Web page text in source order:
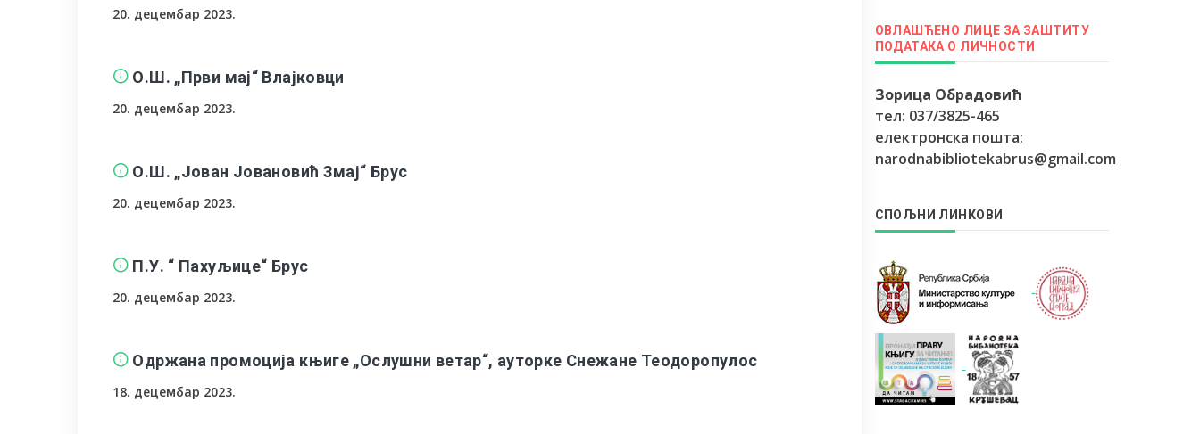
20. децембар 2023.
О.Ш. „Први мај“ Влајковци
20. децембар 2023.
О.Ш. „Јован Јовановић Змај“ Брус
20. децембар 2023.
П.У. “ Пахуљице“ Брус
20. децембар 2023.
Одржана промоција књиге „Ослушни ветар“, ауторке Снежане Теодоропулос
18. децембар 2023.
ОВЛАШЋЕНО ЛИЦЕ ЗА ЗАШТИТУ
ПОДАТАКА О ЛИЧНОСТИ
Зорица Обрадовић
тел: 037/3825-465
електронска пошта:
narodnabibliotekabrus@gmail.com
СПОЉНИ ЛИНКОВИ